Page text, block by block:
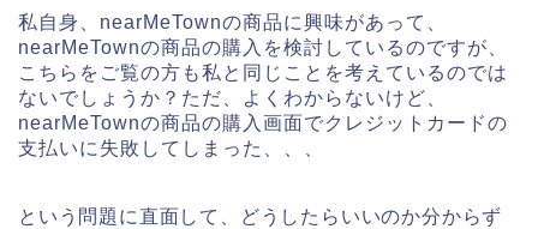
私自身、nearMeTownの商品に興味があって、
nearMeTownの商品の購入を検討しているのですが、
こちらをご覧の方も私と同じことを考えているのでは
ないでしょうか？ただ、よくわからないけど、
nearMeTownの商品の購入画面でクレジットカードの
支払いに失敗してしまった、、、
という問題に直面して、どうしたらいいのか分からず